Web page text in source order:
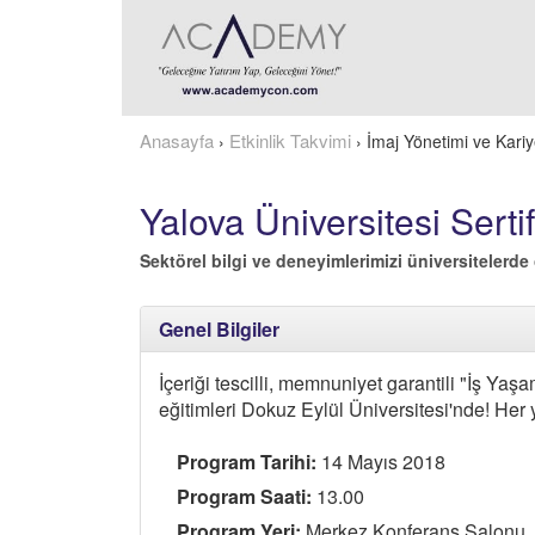
Anasayfa › Etkinlik Takvimi › İmaj Yönetimi ve
Yalova Üniversitesi
Sektörel bilgi ve deneyimlerimizi üniversitelerde
Genel Bilgiler
İçeriği tescilli, memnuniyet garantili "İş
eğitimleri Dokuz Eylül Üniversitesi'nde! Her
Program Tarihi: 14 Mayıs 2018
Program Saati: 13.00